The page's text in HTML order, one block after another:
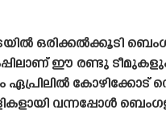
ഒരിക്കൽക്കൂടി
ഈ രണ്ടു
ഏപ്രിലിൽ കോഴിക്കോട്
വന്നപ്പോൾ